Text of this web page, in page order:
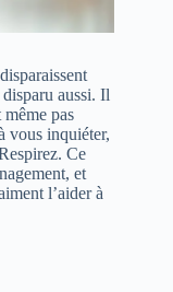
aussi. Il
pas
vous inquiéter,
Ce
et
l’aider à